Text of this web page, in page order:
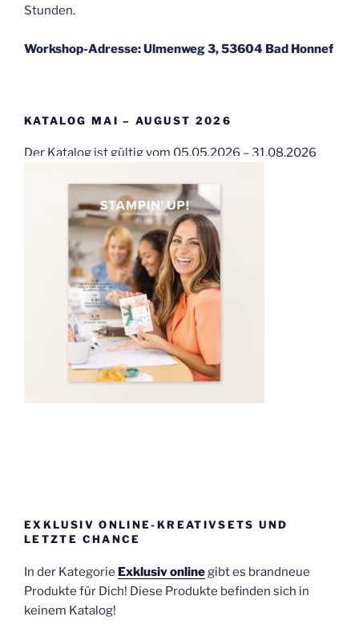
Stunden.
Workshop-Adresse: Ulmenweg 3, 53604 Bad Honnef
KATALOG MAI – AUGUST 2026
Der Katalog ist gültig vom 05.05.2026 – 31.08.2026
EXKLUSIV ONLINE-KREATIVSETS UND
LETZTE CHANCE
In der Kategorie Exklusiv onlinegibt es brandneue
Produkte für Dich! Diese Produkte befinden sich in
keinem Katalog!